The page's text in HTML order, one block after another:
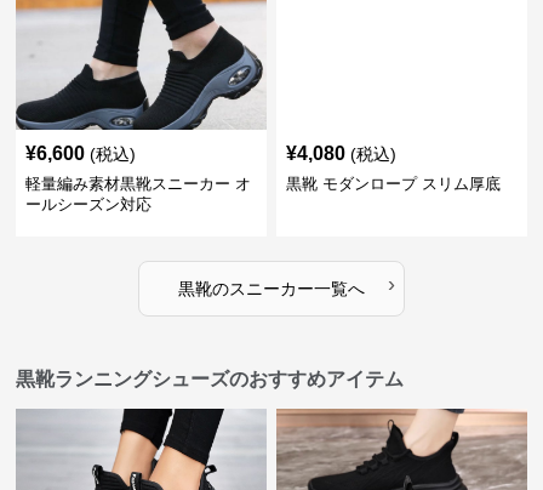
¥6,600 (税込)
軽量編み素材黒靴スニーカー オ
ールシーズン対応
¥4,080 (税込)
黒靴 モダンロープ スリム厚底
黒靴のスニーカー一覧へ ›
黒靴ランニングシューズのおすすめアイテム